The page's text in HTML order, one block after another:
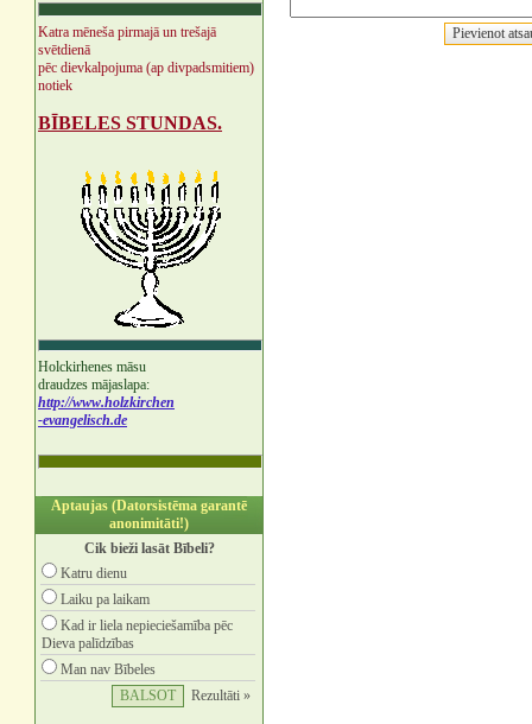
Katra mēneša pirmajā un trešajā
svētdienā
pēc dievkalpojuma (ap divpadsmitiem)
notiek
BĪBELES STUNDAS.
Holckirhenes māsu
draudzes mājaslapa:
http://www.holzkirchen
-evangelisch.de
Aptaujas (Datorsistēma garantē
anonimitāti!)
Cik bieži lasāt Bībeli?
Katru dienu
Laiku pa laikam
Kad ir liela nepieciešamība pēc
Dieva palīdzības
Man nav Bībeles
Rezultāti »